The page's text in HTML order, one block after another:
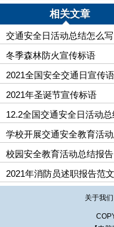
相关文章
交通安全日活动总结怎么写
冬季森林防火宣传标语
2021全国安全交通日宣传语
2021年圣诞节宣传标语
12.2全国交通安全日活动
学校开展交通安全教育活
校园安全教育活动总结报告
2021年消防员述职报告范
关于我们